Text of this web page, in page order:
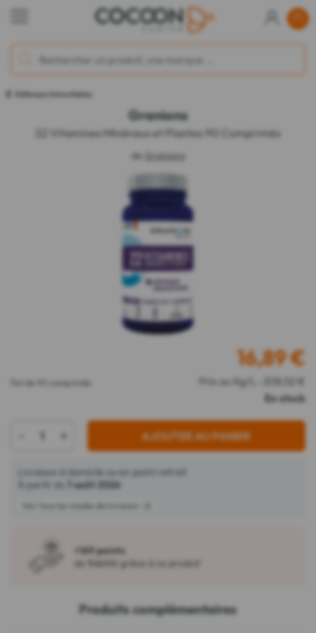
Défenses Immunitaires
Granions
22 Vitamines Minéraux et Plantes 90 Comprimés
de Granions
Pot de 90 comprimés
16,89€
Prix au Kg/L : 208,52 €
En stock
+ AJOUTER AU PANIER
Livraison à domicile ou en point retrait
À partir du
7 août 2026
Voir tous les modes de livraison
+169 points
de fidélité grâce à ce produit
Produits complémentaires